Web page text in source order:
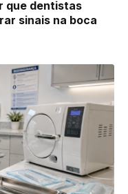
que dentistas
sinais na boca